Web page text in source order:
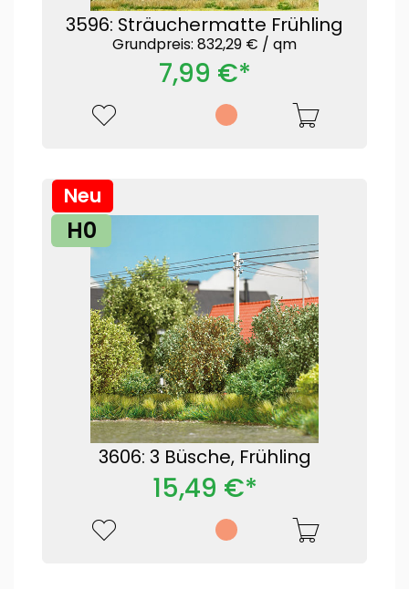
3596: Sträuchermatte Frühling
Grundpreis: 832,29 € / qm
7,99 €*
H0
3606: 3 Büsche, Frühling
Neu
15,49 €*